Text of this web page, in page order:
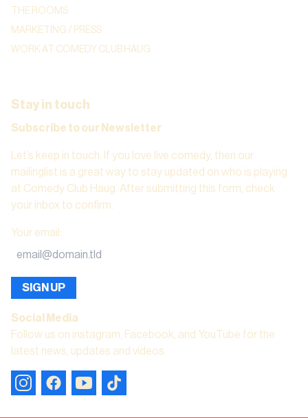
THE ROOMS
MARKETING / PRESS
WORK AT COMEDY CLUB HAUG
Stay in touch
Subscribe to our Newsletter
Let’s keep in touch. If you love live comedy, then our
mailinglist is a great way to stay updated on who is playing
at Comedy Club Haug. After submitting this form, check
your inbox to confirm.
Your email :
SIGN UP
Social Media
Follow us on instagram, Facebook, and YouTube for the
latest news, updates and videos.